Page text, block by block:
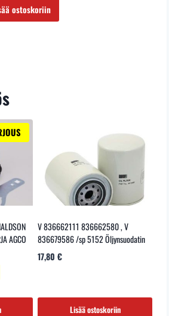
ostoskoriin
AGCO
Nykyinen
hinta
on:
95,00 €.
V 836662111 836662580 , V
836679586 /sp 5152 Öljynsuodatin
17,80 €
Lisää ostoskoriin